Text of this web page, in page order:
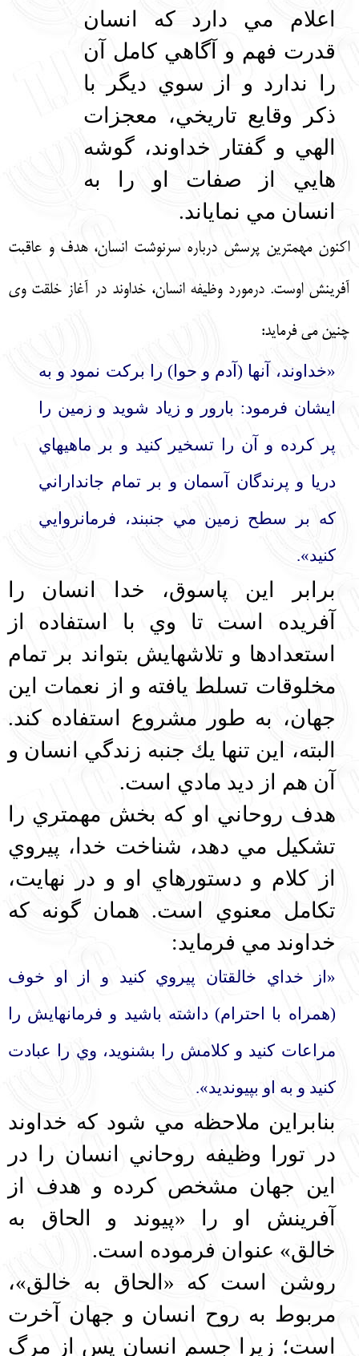
اعلام مي دارد كه انسان
قدرت فهم و آگاهي كامل آن
را ندارد و از سوي ديگر با
ذكر وقايع تاريخي، معجزات
الهي و گفتار خداوند، گوشه
هايي از صفات او را به
انسان مي نماياند.
اكنون مهمترين پرسش درباره سرنوشت انسان، هدف و عاقبت
آفرينش اوست. درمورد وظيفه انسان، خداوند در آغاز خلقت وي
چنين مي فرمايد:
«خداوند، آنها (آدم و حوا) را بركت نمود و به
ايشان فرمود: بارور و زياد شويد و زمين را
پر كرده و آن را تسخير كنيد و بر ماهيهاي
دريا و پرندگان آسمان و بر تمام جانداراني
كه بر سطح زمين مي جنبند، فرمانروايي
كنيد».
برابر اين پاسوق، خدا انسان را
آفريده است تا وي با استفاده از
استعدادها و تلاشهايش بتواند بر تمام
مخلوقات تسلط يافته و از نعمات اين
جهان، به طور مشروع استفاده كند.
البته، اين تنها يك جنبه زندگي انسان و
آن هم از ديد مادي است.
هدف روحاني او كه بخش مهمتري را
تشكيل مي دهد، شناخت خدا، پيروي
از كلام و دستورهاي او و در نهايت،
تكامل معنوي است. همان گونه كه
خداوند مي فرمايد:
«از خداي خالقتان پيروي كنيد و از او خوف
(همراه با احترام) داشته باشيد و فرمانهايش را
مراعات كنيد و كلامش را بشنويد، وي را عبادت
كنيد و به او بپيونديد».
بنابراين ملاحظه مي شود كه خداوند
در تورا وظيفه روحاني انسان را در
اين جهان مشخص كرده و هدف از
آفرينش او را «پيوند و الحاق به
خالق» عنوان فرموده است.
روشن است كه «الحاق به خالق»،
مربوط به روح انسان و جهان آخرت
است؛ زيرا جسم انسان پس از مرگ